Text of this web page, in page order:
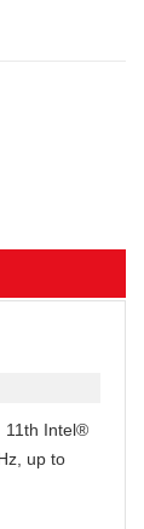
11th Intel®
up to